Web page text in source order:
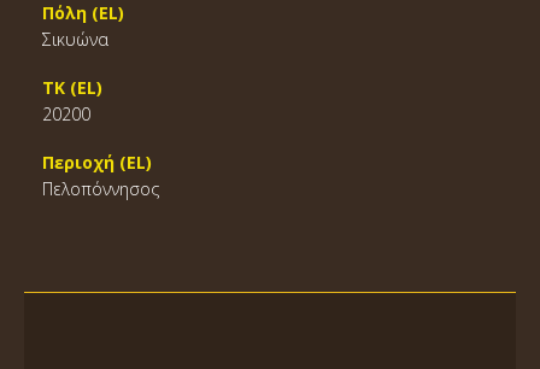
Πόλη (EL)
Σικυώνα
ΤΚ (EL)
20200
Περιοχή (EL)
Πελοπόννησος